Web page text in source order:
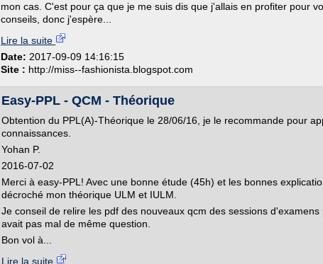
mon cas. C'est pour ça que je me suis dis que j'allais en profiter pour
conseils, donc j'espère...
Lire la suite
Date: 2017-09-09 14:16:15
Site : http://miss--fashionista.blogspot.com
Easy-PPL - QCM - Théorique
Obtention du PPL(A)-Théorique le 28/06/16, je le recommande pour
connaissances.
Yohan P.
2016-07-02
Merci à easy-PPL! Avec une bonne étude (45h) et les bonnes
décroché mon théorique ULM et IULM.
Je conseil de relire les pdf des nouveaux qcm des sessions
avait pas mal de même question.
Bon vol à...
Lire la suite